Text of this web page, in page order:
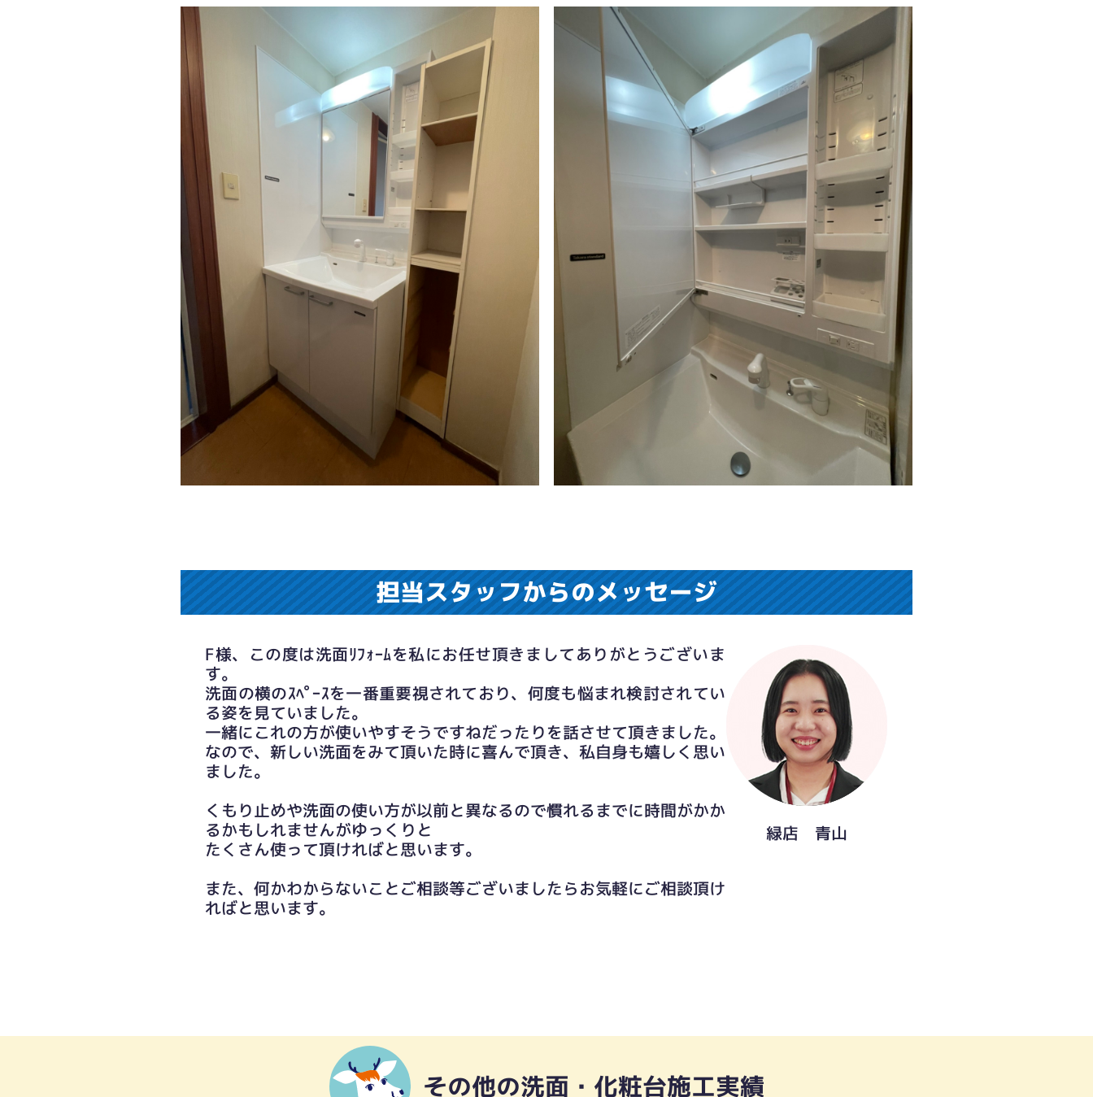
担当スタッフからのメッセージ
F様、この度は洗面ﾘﾌｫｰﾑを私にお任せ頂きましてありがとうございま
す。
洗面の横のｽﾍﾟｰｽを一番重要視されており、何度も悩まれ検討されてい
る姿を見ていました。
一緒にこれの方が使いやすそうですねだったりを話させて頂きました。
なので、新しい洗面をみて頂いた時に喜んで頂き、私自身も嬉しく思い
ました。
くもり止めや洗面の使い方が以前と異なるので慣れるまでに時間がかか
るかもしれませんがゆっくりと
たくさん使って頂ければと思います。
また、何かわからないことご相談等ございましたらお気軽にご相談頂け
ればと思います。
緑店 青山
その他の洗面・化粧台施工実績